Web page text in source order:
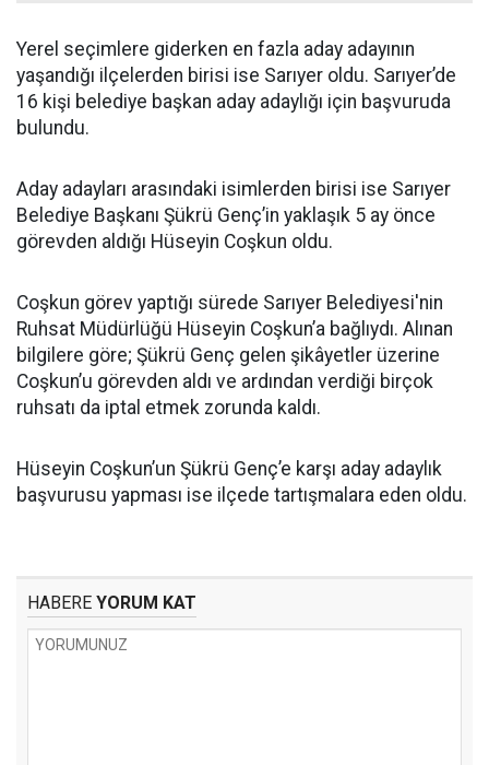
Yerel seçimlere giderken en fazla aday adayının
yaşandığı ilçelerden birisi ise Sarıyer oldu. Sarıyer’de
16 kişi belediye başkan aday adaylığı için başvuruda
bulundu.
Aday adayları arasındaki isimlerden birisi ise Sarıyer
Belediye Başkanı Şükrü Genç’in yaklaşık 5 ay önce
görevden aldığı Hüseyin Coşkun oldu.
Coşkun görev yaptığı sürede Sarıyer Belediyesi'nin
Ruhsat Müdürlüğü Hüseyin Coşkun’a bağlıydı. Alınan
bilgilere göre; Şükrü Genç gelen şikâyetler üzerine
Coşkun’u görevden aldı ve ardından verdiği birçok
ruhsatı da iptal etmek zorunda kaldı.
Hüseyin Coşkun’un Şükrü Genç’e karşı aday adaylık
başvurusu yapması ise ilçede tartışmalara eden oldu.
HABERE YORUM KAT